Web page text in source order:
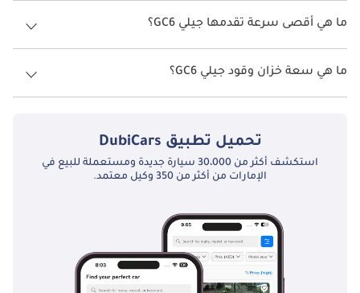
نسخ جيلي GC6 هي .
ما هي أقصى سرعة تقدمها جيلي GC6؟
السرعة القصوى جيلي GC6 هي TBD.
ما هي سعة خزان وقود جيلي GC6؟
تبلغ سعة خزان الوقود في جيلي GC6 TBD.
تحميل تطبيق DubiCars
استكشف أكثر من 30،000 سيارة جديدة ومستعملة للبيع في
الإمارات من أكثر من 350 وكيل معتمد.